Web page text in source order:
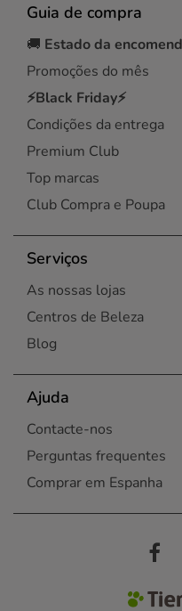
Guia de compra
🚚 Estado da
Promoções do mês
⚡Black Friday⚡
Condições da entrega
Premium Club
Top marcas
Club Compra e Poupa
Serviços
As nossas lojas
Centros de Beleza
Blog
Ajuda
Contacte-nos
Perguntas frequentes
Comprar em Espanha